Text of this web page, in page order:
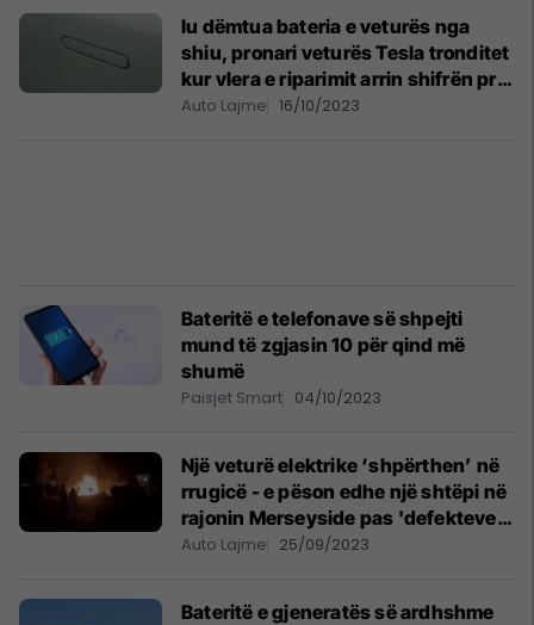
Iu dëmtua bateria e veturës nga
shiu, pronari veturës Tesla tronditet
kur vlera e riparimit arrin shifrën prej
20 mijë dollarëve
Auto Lajme 16/10/2023
Bateritë e telefonave së shpejti
mund të zgjasin 10 për qind më
shumë
Paisjet Smart 04/10/2023
Një veturë elektrike ‘shpërthen’ në
rrugicë - e pëson edhe një shtëpi në
rajonin Merseyside pas 'defekteve
të baterisë'
Auto Lajme 25/09/2023
Bateritë e gjeneratës së ardhshme